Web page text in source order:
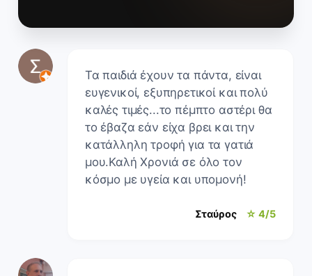
Τα παιδιά έχουν τα πάντα, είναι
ευγενικοί, εξυπηρετικοί και πολύ
καλές τιμές...το πέμπτο αστέρι θα
το έβαζα εάν είχα βρει και την
κατάλληλη τροφή για τα γατιά
μου.Καλή Χρονιά σε όλο τον
κόσμο με υγεία και υπομονή!
Σταύρος ☆ 4/5